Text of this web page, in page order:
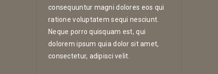
consequuntur magni dolores eos qui
ratione voluptatem sequi nesciunt.
Neque porro quisquam est, qui
dolorem ipsum quia dolor sit amet,
consectetur, adipisci velit.